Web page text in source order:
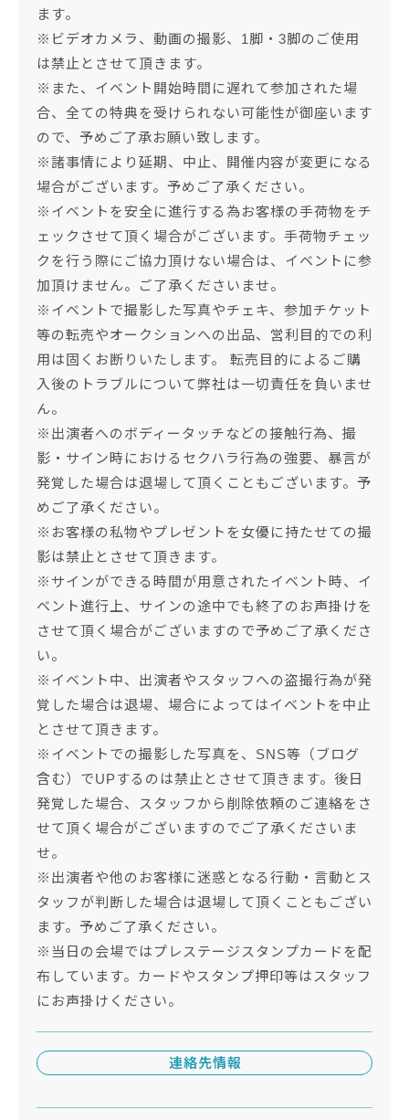
ます。
※ビデオカメラ、動画の撮影、1脚・3脚のご使用
は禁止とさせて頂きます。
※また、イベント開始時間に遅れて参加された場
合、全ての特典を受けられない可能性が御座います
ので、予めご了承お願い致します。
※諸事情により延期、中止、開催内容が変更になる
場合がございます。予めご了承ください。
※イベントを安全に進行する為お客様の手荷物をチ
ェックさせて頂く場合がございます。手荷物チェッ
クを行う際にご協力頂けない場合は、イベントに参
加頂けません。ご了承くださいませ。
※イベントで撮影した写真やチェキ、参加チケット
等の転売やオークションへの出品、営利目的での利
用は固くお断りいたします。 転売目的によるご購
入後のトラブルについて弊社は一切責任を負いませ
ん。
※出演者へのボディータッチなどの接触行為、撮
影・サイン時におけるセクハラ行為の強要、暴言が
発覚した場合は退場して頂くこともございます。予
めご了承ください。
※お客様の私物やプレゼントを女優に持たせての撮
影は禁止とさせて頂きます。
※サインができる時間が用意されたイベント時、イ
ベント進行上、サインの途中でも終了のお声掛けを
させて頂く場合がございますので予めご了承くださ
い。
※イベント中、出演者やスタッフへの盗撮行為が発
覚した場合は退場、場合によってはイベントを中止
とさせて頂きます。
※イベントでの撮影した写真を、SNS等（ブログ
含む）でUPするのは禁止とさせて頂きます。後日
発覚した場合、スタッフから削除依頼のご連絡をさ
せて頂く場合がございますのでご了承くださいま
せ。
※出演者や他のお客様に迷惑となる行動・言動とス
タッフが判断した場合は退場して頂くこともござい
ます。予めご了承ください。
※当日の会場ではプレステージスタンプカードを配
布しています。カードやスタンプ押印等はスタッフ
にお声掛けください。
連絡先情報